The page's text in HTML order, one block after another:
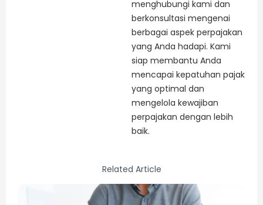
menghubungi kami dan
berkonsultasi mengenai
berbagai aspek perpajakan
yang Anda hadapi. Kami
siap membantu Anda
mencapai kepatuhan pajak
yang optimal dan
mengelola kewajiban
perpajakan dengan lebih
baik.
Related Article